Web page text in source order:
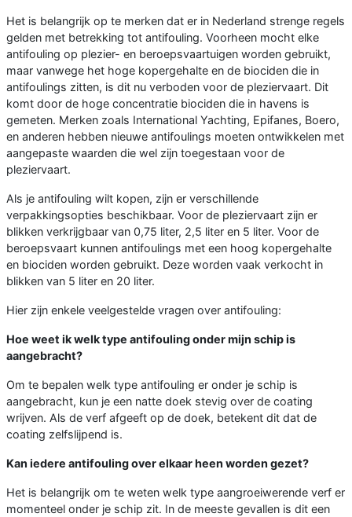
Het is belangrijk op te merken dat er in Nederland strenge regels
gelden met betrekking tot antifouling. Voorheen mocht elke
antifouling op plezier- en beroepsvaartuigen worden gebruikt,
maar vanwege het hoge kopergehalte en de biociden die in
antifoulings zitten, is dit nu verboden voor de pleziervaart. Dit
komt door de hoge concentratie biociden die in havens is
gemeten. Merken zoals International Yachting, Epifanes, Boero,
en anderen hebben nieuwe antifoulings moeten ontwikkelen met
aangepaste waarden die wel zijn toegestaan voor de
pleziervaart.
Als je antifouling wilt kopen, zijn er verschillende
verpakkingsopties beschikbaar. Voor de pleziervaart zijn er
blikken verkrijgbaar van 0,75 liter, 2,5 liter en 5 liter. Voor de
beroepsvaart kunnen antifoulings met een hoog kopergehalte
en biociden worden gebruikt. Deze worden vaak verkocht in
blikken van 5 liter en 20 liter.
Hier zijn enkele veelgestelde vragen over antifouling:
Hoe weet ik welk type antifouling onder mijn schip is
aangebracht?
Om te bepalen welk type antifouling er onder je schip is
aangebracht, kun je een natte doek stevig over de coating
wrijven. Als de verf afgeeft op de doek, betekent dit dat de
coating zelfslijpend is.
Kan iedere antifouling over elkaar heen worden gezet?
Het is belangrijk om te weten welk type aangroeiwerende verf er
momenteel onder je schip zit. In de meeste gevallen is dit een